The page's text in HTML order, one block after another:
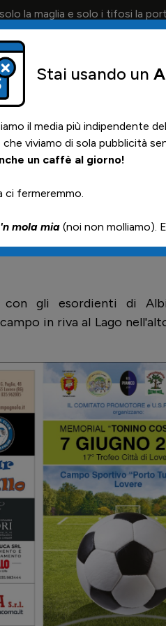
la maglia e solo i tifosi la
Il 12° Uomo
Cossetti" a
con gli esordienti di
in riva al Lago
Stai usando un
il media più indipendente
viviamo di sola pubblicità
un caffè al giorno!
ci fermeremmo.
mola mia (noi non molliamo).